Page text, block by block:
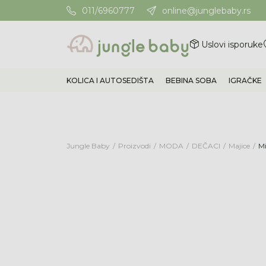
011/6960777 online@junglebaby.rs
Potrebna Vam je pomoć?
Uslovi isporuke
KOLICA I AUTOSEDIŠTA BEBINA SOBA IGRAČKE
Jungle Baby Proizvodi MODA DEČACI Majice